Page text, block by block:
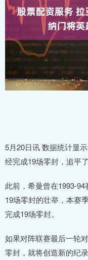
5月20日讯 数据统计显
经完成19场零封，追平
此前，希曼曾在1993-
19场零封的壮举，本赛
完成19场零封。
如果对阵联赛最后一轮
零封，就将创造新的纪录